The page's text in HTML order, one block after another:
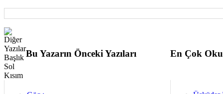
Bu Yazarın Önceki Yazıları En Çok